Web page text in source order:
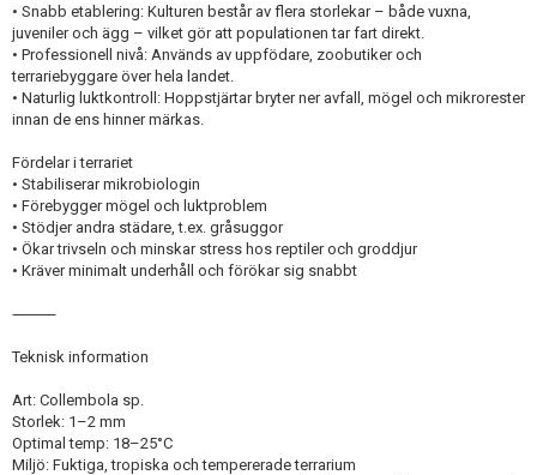
• Snabb etablering: Kulturen består av flera storlekar – både vuxna,
juveniler och ägg – vilket gör att populationen tar fart direkt.
• Professionell nivå: Används av uppfödare, zoobutiker och
terrariebyggare över hela landet.
• Naturlig luktkontroll: Hoppstjärtar bryter ner avfall, mögel och mikrorester
innan de ens hinner märkas.
Fördelar i terrariet
• Stabiliserar mikrobiologin
• Förebygger mögel och luktproblem
• Stödjer andra städare, t.ex. gråsuggor
• Ökar trivseln och minskar stress hos reptiler och groddjur
• Kräver minimalt underhåll och förökar sig snabbt
⸻
Teknisk information
Art: Collembola sp.
Storlek: 1–2 mm
Optimal temp: 18–25°C
Miljö: Fuktiga, tropiska och tempererade terrarium